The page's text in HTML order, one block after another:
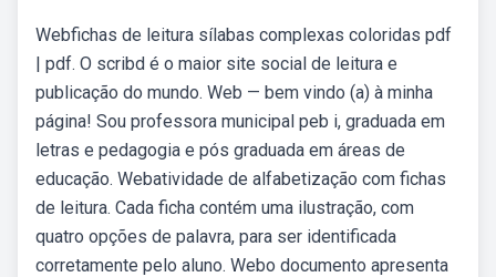
Webfichas de leitura sílabas complexas coloridas pdf
| pdf. O scribd é o maior site social de leitura e
publicação do mundo. Web — bem vindo (a) à minha
página! Sou professora municipal peb i, graduada em
letras e pedagogia e pós graduada em áreas de
educação. Webatividade de alfabetização com fichas
de leitura. Cada ficha contém uma ilustração, com
quatro opções de palavra, para ser identificada
corretamente pelo aluno. Webo documento apresenta